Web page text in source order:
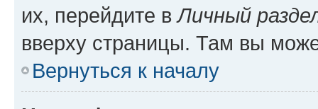
их, перейдите вЛичный
вверху страницы. Там вы
Вернуться к началу